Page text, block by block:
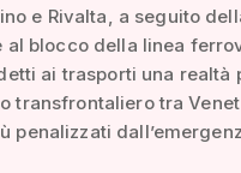
e Rivalta, a seguito
al blocco della linea
ai trasporti una realtà
transfrontaliero tra
penalizzati